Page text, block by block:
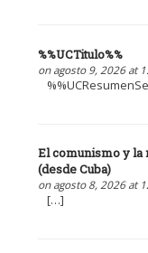
%%UCTitulo%%
on agosto 9, 2026 at
El comunismo y
(desde Cuba)
on agosto 8, 2026 at
[…]